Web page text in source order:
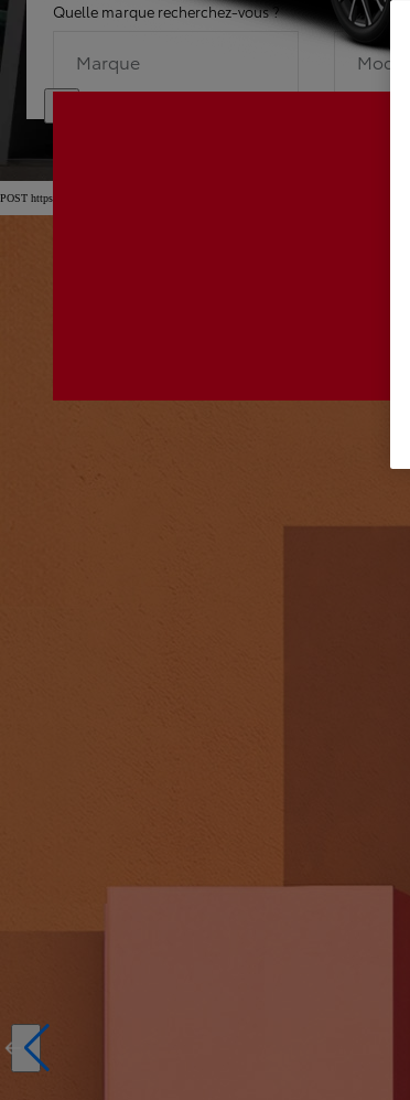
Quelle marque recherchez-vous ?
Marque
Quel
Modèle
POST https://usc-webcomponents.toyota-europe.com/v1/car-filter-header/fr/